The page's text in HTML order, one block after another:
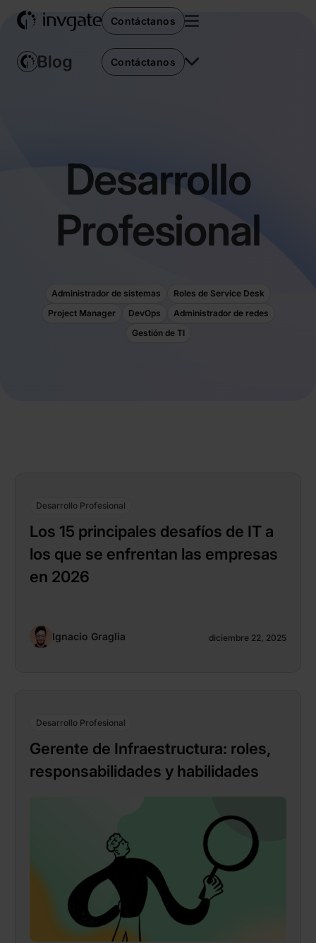
Contáctanos
Contáctanos
Desarrollo
Profesional
Administrador de sistemas
Roles de Service Desk
Project Manager
DevOps
Administrador de redes
Gestión de TI
Desarrollo Profesional
Los 15 principales desafíos de IT a
los que se enfrentan las empresas
en 2026
Ignacio Graglia diciembre 22, 2025
Desarrollo Profesional
Gerente de Infraestructura: roles,
responsabilidades y habilidades